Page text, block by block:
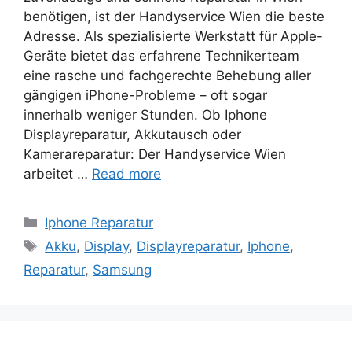
benötigen, ist der Handyservice Wien die beste
Adresse. Als spezialisierte Werkstatt für Apple-
Geräte bietet das erfahrene Technikerteam
eine rasche und fachgerechte Behebung aller
gängigen iPhone-Probleme – oft sogar
innerhalb weniger Stunden. Ob Iphone
Displayreparatur, Akkutausch oder
Kamerareparatur: Der Handyservice Wien
arbeitet … Read more
Categories
Iphone Reparatur
Tags
Akku, Display, Displayreparatur, Iphone,
Reparatur, Samsung